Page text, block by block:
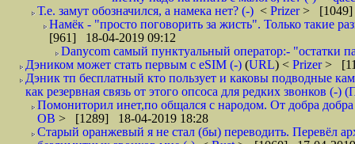
Т.е. замут обозначился, а намека нет? (-) < Prizer> [1049]
Намёк - "просто поговорить за жисть". Только такие
[961] 18-04-2019 09:12
Danycom самый пунктуальный оператор:- "остатки
Дэником может стать первым с еSIM (-) (URL) < Prizer>
Дэник тп бесплатный кто пользует и каковы подводные
как резервная связь от этого опсоса для редких звонков (-)
Помониторил инет,по общался с народом. От добра
ОВ > [1289] 18-04-2019 18:28
Старый оранжевый я не стал (бы) переводить. Перевёл